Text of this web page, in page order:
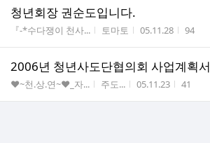
청년회장 권순도입니다.
게시판명
『-*수다쟁이 천사... 작성자
토마토 작성시간
05.11.28 조회수
94
2006년 청년사도단협의회 사업계획서
게시판명
♥~천.상.연~♥_자... 작성자
주도... 작성시간
05.11.23 조회수
41